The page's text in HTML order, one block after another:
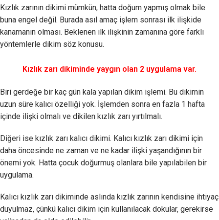
Kızlık zarının dikimi mümkün, hatta doğum yapmış olmak bile
buna engel değil. Burada asıl amaç işlem sonrası ilk ilişkide
kanamanın olması. Beklenen ilk ilişkinin zamanına göre farklı
yöntemlerle dikim söz konusu.
Kızlık zarı dikiminde yaygın olan 2 uygulama var.
Biri gerdeğe bir kaç gün kala yapılan dikim işlemi. Bu dikimin
uzun süre kalıcı özelliği yok. İşlemden sonra en fazla 1 hafta
içinde ilişki olmalı ve dikilen kızlık zarı yırtılmalı.
Diğeri ise kızlık zarı kalıcı dikimi. Kalıcı kızlık zarı dikimi için
daha öncesinde ne zaman ve ne kadar ilişki yaşandığının bir
önemi yok. Hatta çocuk doğurmuş olanlara bile yapılabilen bir
uygulama.
Kalıcı kızlık zarı dikiminde aslında kızlık zarının kendisine ihtiyaç
duyulmaz, çünkü kalıcı dikim için kullanılacak dokular, gerekirse